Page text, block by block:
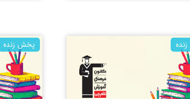
پخش زنده